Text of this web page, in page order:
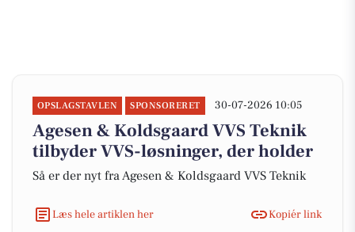
OPSLAGSTAVLEN SPONSORERET 30-07-2026 10:05
Agesen & Koldsgaard VVS Teknik
tilbyder VVS-løsninger, der holder
Så er der nyt fra Agesen & Koldsgaard VVS Teknik
Læs hele artiklen her Kopiér link